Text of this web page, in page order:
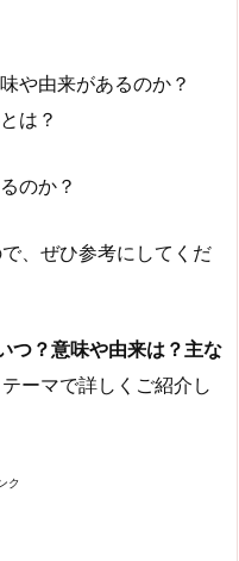
や由来があるのか？
は？
のか？
、ぜひ参考にしてくだ
つ？意味や由来は？主な
ーマで詳しくご紹介し
ク